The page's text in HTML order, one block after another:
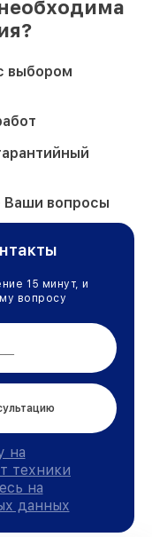
выбором
Ваши вопросы
15 минут, и
вопросу
на
техники
на
данных